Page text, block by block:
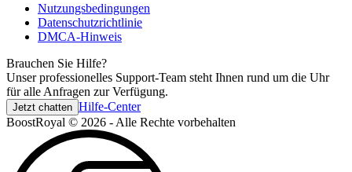
Nutzungsbedingungen
Datenschutzrichtlinie
DMCA-Hinweis
Brauchen Sie Hilfe?
Unser professionelles Support-Team steht Ihnen rund um die Uhr
für alle Anfragen zur Verfügung.
Jetzt chatten Hilfe-Center
BoostRoyal © 2026 - Alle Rechte vorbehalten